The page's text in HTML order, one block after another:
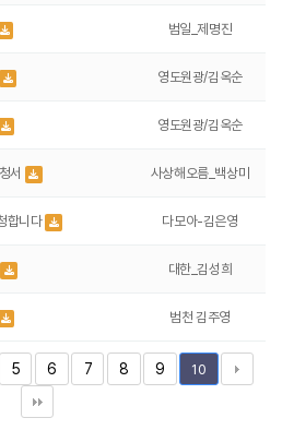
범일_제명진
영도원광/김옥순
영도원광/김옥순
서 사상해오름_백상미
합니다 다모아-김은영
대한_김성희
범천 김주영
5 6 7 8 9 10